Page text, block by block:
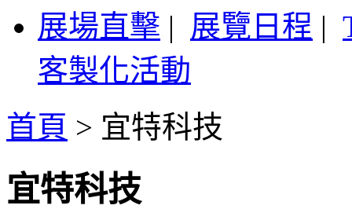
展場直擊 | 展覽日程 |
客製化活動
首頁 > 宜特科技
宜特科技